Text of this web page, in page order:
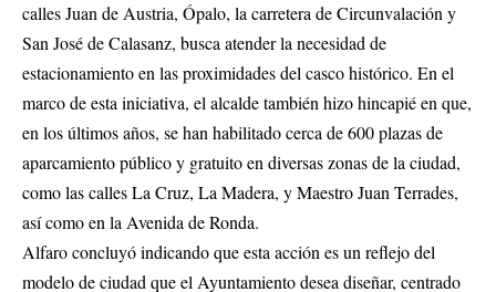
calles Juan de Austria, Ópalo, la carretera de Circunvalación y
San José de Calasanz, busca atender la necesidad de
estacionamiento en las proximidades del casco histórico. En el
marco de esta iniciativa, el alcalde también hizo hincapié en que,
en los últimos años, se han habilitado cerca de 600 plazas de
aparcamiento público y gratuito en diversas zonas de la ciudad,
como las calles La Cruz, La Madera, y Maestro Juan Terrades,
así como en la Avenida de Ronda.
Alfaro concluyó indicando que esta acción es un reflejo del
modelo de ciudad que el Ayuntamiento desea diseñar, centrado